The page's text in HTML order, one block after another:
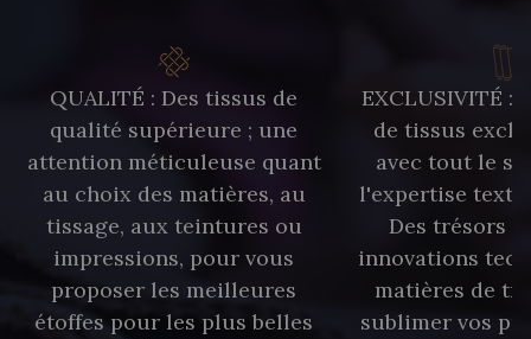
QUALITÉ : Des tissus de
qualité supérieure ; une
attention méticuleuse quant
au choix des matières, au
tissage, aux teintures ou
impressions, pour vous
proposer les meilleures
étoffes pour les plus belles
EXCLUSIVITÉ :
de tissus
avec tout le
l'expertise
Des trésors
innovations
matières de
sublimer vos